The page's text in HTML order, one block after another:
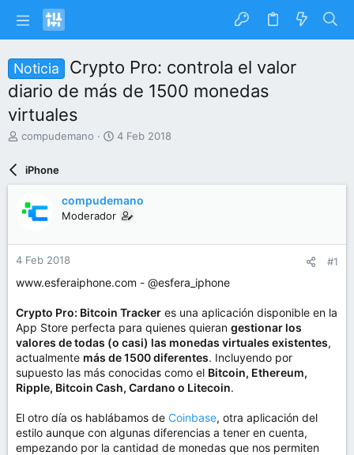
Noticia
Crypto Pro: controla el valor
diario de más de 1500 monedas
virtuales
I
c
a
r
d
t
e
m
a
compudemano
F
d
e
n
i
o
4 Feb 2018
iPhone
compudemano
Moderador
4 Feb 2018 #1
www.esferaiphone.com - @esfera_iphone
Crypto Pro: Bitcoin Tracker es una aplicación disponible en la
App Store perfecta para quienes quieran gestionar los
valores de todas (o casi) las monedas virtuales existentes,
actualmente más de 1500 diferentes. Incluyendo por
supuesto las más conocidas como el Bitcoin, Ethereum,
Ripple, Bitcoin Cash, Cardano o Litecoin.
El otro día os hablábamos de Coinbase, otra aplicación del
estilo aunque con algunas diferencias a tener en cuenta,
empezando por la cantidad de monedas que nos permiten